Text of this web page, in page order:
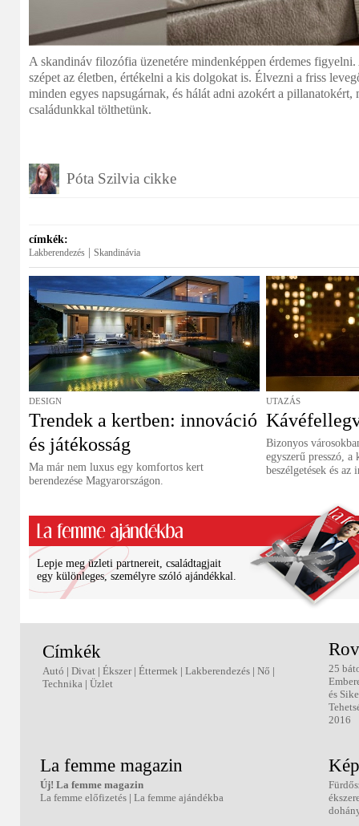
A skandináv filozófia üzenetére mindenképpen érdemes
szépet az életben, értékelni a kis dolgokat is. Élvezni a friss
minden egyes napsugárnak, és hálát adni azokért a pillanatokért,
családunkkal tölthetünk.
Póta Szilvia cikke
címkék:
Lakberendezés Skandinávia
DESIGN
Trendek a kertben: innováció
és játékosság
Ma már nem luxus egy komfortos kert
berendezése Magyarországon.
UTAZÁS
Bizonyos
egyszerű presszó,
beszélgetések és
Lepje meg üzleti partnereit, családtagjait
egy különleges, személyre szóló ajándékkal.
Címkék
Autó | Divat | Ékszer| Éttermek | Lakberendezés | Nő |
Technika | Üzlet
25
és
2016
La femme magazin
Új! La femme magazin
La femme előfizetés | La femme ajándékba